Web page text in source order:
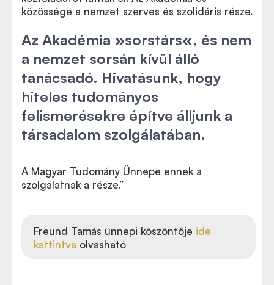
közössége a nemzet szerves és szolidáris része.
Az Akadémia »sorstárs«, és nem
a nemzet sorsán kívül álló
tanácsadó. Hivatásunk, hogy
hiteles tudományos
felismerésekre építve álljunk a
társadalom szolgálatában.
A Magyar Tudomány Ünnepe ennek a
szolgálatnak a része.”
Freund Tamás ünnepi köszöntője ide
kattintva olvasható